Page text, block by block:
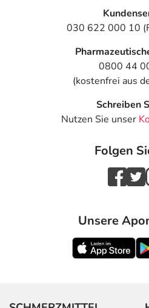
030 622 000 10
0800 44
(kostenfrei aus
Schreiben
Nutzen Sie unser
Folgen
Unsere